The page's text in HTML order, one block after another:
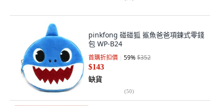
pinkfong 碰碰狐 鯊魚爸爸項鍊式零錢
包 WP-B24
首購折扣價 59%$352
$143
缺貨
(50)